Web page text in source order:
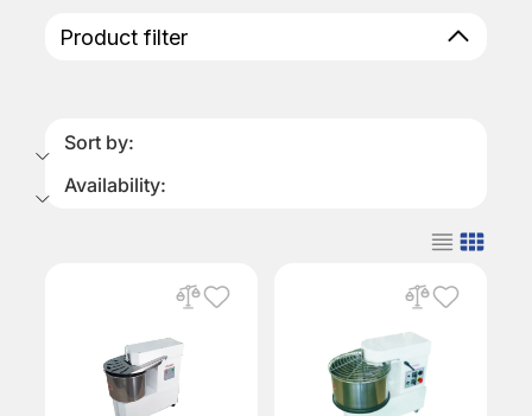
Product filter
Sort by:
Availability: